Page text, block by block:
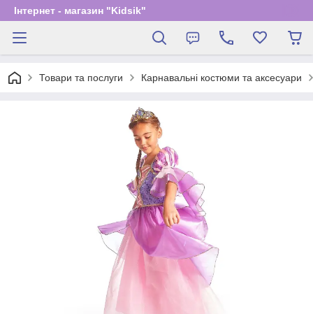
Інтернет - магазин "Kidsik"
Товари та послуги Карнавальні костюми та аксесуари